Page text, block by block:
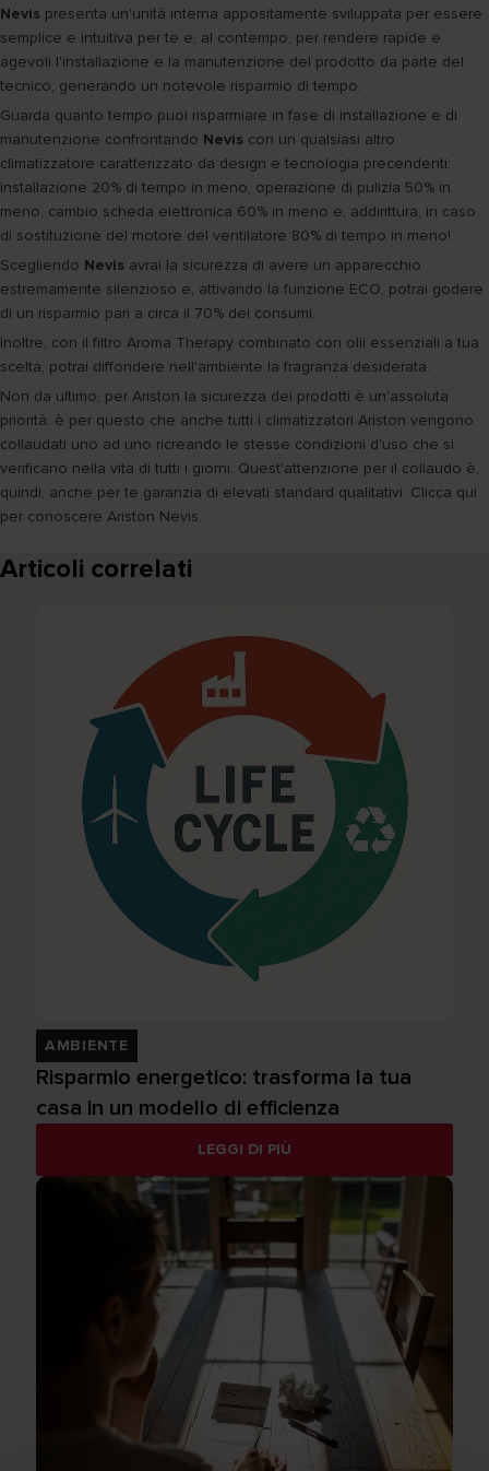
Nevis presenta un'unità interna appositamente sviluppata per essere
semplice e intuitiva per te e, al contempo, per rendere rapide e
agevoli l'installazione e la manutenzione del prodotto da parte del
tecnico, generando un notevole risparmio di tempo.
Guarda quanto tempo puoi risparmiare in fase di installazione e di
manutenzione confrontando Nevis con un qualsiasi altro
climatizzatore caratterizzato da design e tecnologia precendenti:
installazione 20% di tempo in meno, operazione di pulizia 50% in
meno, cambio scheda elettronica 60% in meno e, addirittura, in caso
di sostituzione del motore del ventilatore 80% di tempo in meno!
Scegliendo Nevis avrai la sicurezza di avere un apparecchio
estremamente silenzioso e, attivando la funzione ECO, potrai godere
di un risparmio pari a circa il 70% dei consumi.
Inoltre, con il filtro Aroma Therapy combinato con olii essenziali a tua
scelta, potrai diffondere nell'ambiente la fragranza desiderata.
Non da ultimo, per Ariston la sicurezza dei prodotti è un'assoluta
priorità: è per questo che anche tutti i climatizzatori Ariston vengono
collaudati uno ad uno ricreando le stesse condizioni d'uso che si
verificano nella vita di tutti i giorni. Quest'attenzione per il collaudo è,
quindi, anche per te garanzia di elevati standard qualitativi. Clicca qui
per conoscere Ariston Nevis.
Articoli correlati
AMBIENTE
Risparmio energetico: trasforma la tua
casa in un modello di efficienza
LEGGI DI PIÙ